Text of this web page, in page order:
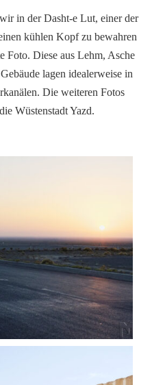
in der Dasht-e Lut, einer der
kühlen Kopf zu bewahren
Foto. Diese aus Lehm, Asche
lagen idealerweise in
Die weiteren Fotos
Wüstenstadt Yazd.